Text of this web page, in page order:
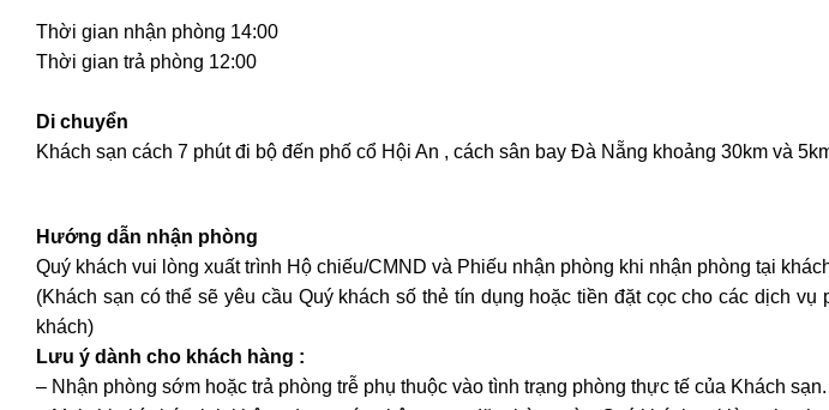
Thời gian nhận phòng 14:00
Thời gian trả phòng 12:00
Di chuyển
Khách sạn cách 7 phút đi bộ đến phố cổ Hội An , cách sân bay Đà Nẵng khoảng 30km và
Hướng dẫn nhận phòng
Quý khách vui lòng xuất trình Hộ chiếu/CMND và Phiếu nhận phòng khi nhận phòng tại
(Khách sạn có thể sẽ yêu cầu Quý khách số thẻ tín dụng hoặc tiền đặt cọc cho các dịch
khách)
Lưu ý dành cho khách hàng :
– Nhận phòng sớm hoặc trả phòng trễ phụ thuộc vào tình trạng phòng thực tế của Khách sạn.